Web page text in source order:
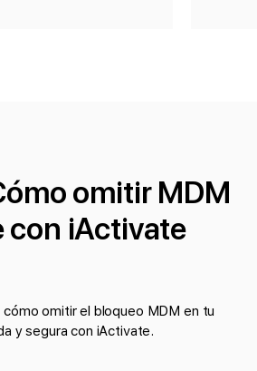
omitir MDM
con iActivate
omitir el bloqueo MDM en tu
y segura con iActivate.